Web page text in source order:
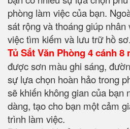
phòng làm việc của bạn.
sát rộng và thoáng giúp
việc tìm kiếm và lưu trữ hồ
Tủ Sắt Văn Phòng 4 cánh 8
được sơn màu ghi sáng,
sự lựa chọn hoàn hảo trong
sẽ khiến không gian của bạn
dàng, tạo cho bạn một cảm
trình làm việc.